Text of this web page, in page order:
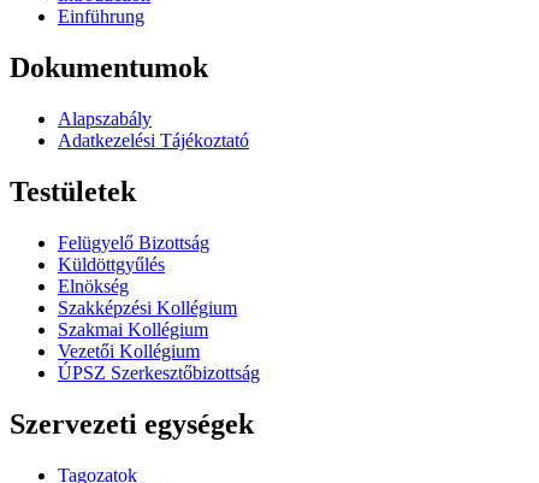
Einführung
Dokumentumok
Alapszabály
Adatkezelési Tájékoztató
Testületek
Felügyelő Bizottság
Küldöttgyűlés
Elnökség
Szakképzési Kollégium
Szakmai Kollégium
Vezetői Kollégium
ÚPSZ Szerkesztőbizottság
Szervezeti egységek
Tagozatok